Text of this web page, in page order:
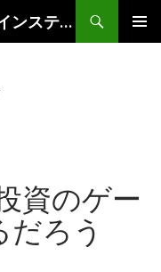
グローバルマクロ・リサーチ・インスティテュート
資のゲー
ろう